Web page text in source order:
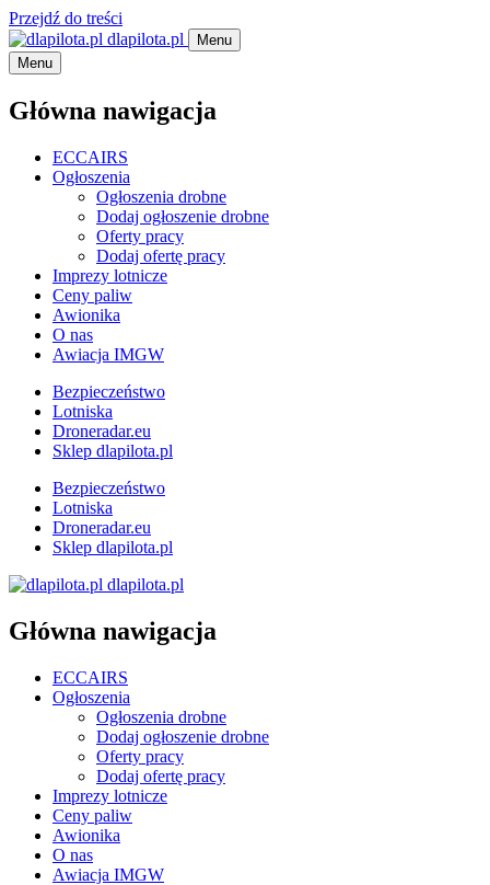
Przejdź do treści
dlapilota.pl
Menu
Menu
Główna nawigacja
ECCAIRS
Ogłoszenia
Ogłoszenia drobne
Dodaj ogłoszenie drobne
Oferty pracy
Dodaj ofertę pracy
Imprezy lotnicze
Ceny paliw
Awionika
O nas
Awiacja IMGW
Bezpieczeństwo
Lotniska
Droneradar.eu
Sklep dlapilota.pl
Bezpieczeństwo
Lotniska
Droneradar.eu
Sklep dlapilota.pl
dlapilota.pl
Główna nawigacja
ECCAIRS
Ogłoszenia
Ogłoszenia drobne
Dodaj ogłoszenie drobne
Oferty pracy
Dodaj ofertę pracy
Imprezy lotnicze
Ceny paliw
Awionika
O nas
Awiacja IMGW